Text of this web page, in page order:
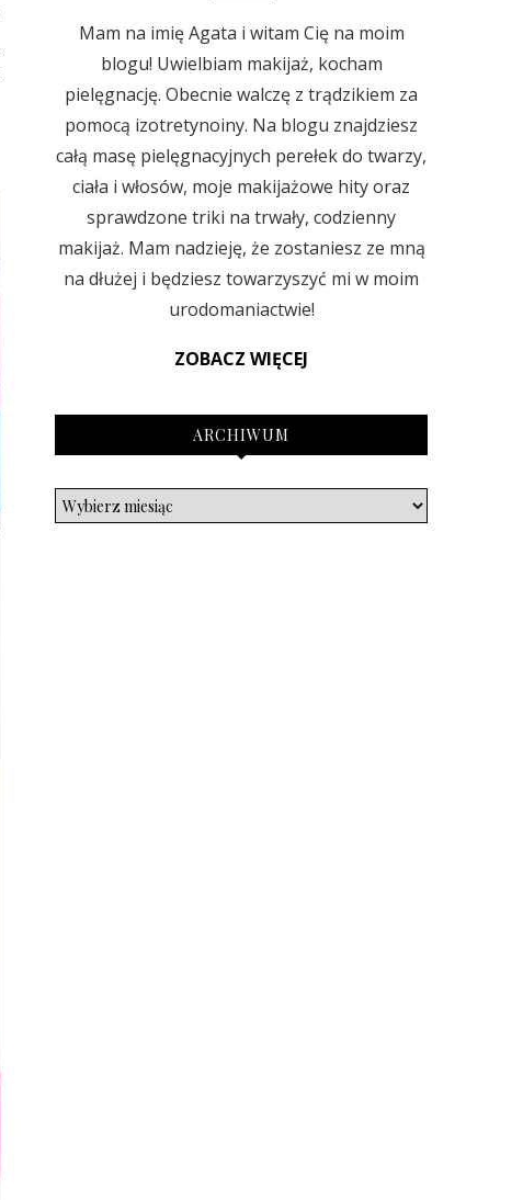
Mam na imię Agata i witam Cię na moim
blogu! Uwielbiam makijaż, kocham
pielęgnację. Obecnie walczę z trądzikiem za
pomocą izotretynoiny. Na blogu znajdziesz
całą masę pielęgnacyjnych perełek do twarzy,
ciała i włosów, moje makijażowe hity oraz
sprawdzone triki na trwały, codzienny
makijaż. Mam nadzieję, że zostaniesz ze mną
na dłużej i będziesz towarzyszyć mi w moim
urodomaniactwie!
ZOBACZ WIĘCEJ
ARCHIWUM